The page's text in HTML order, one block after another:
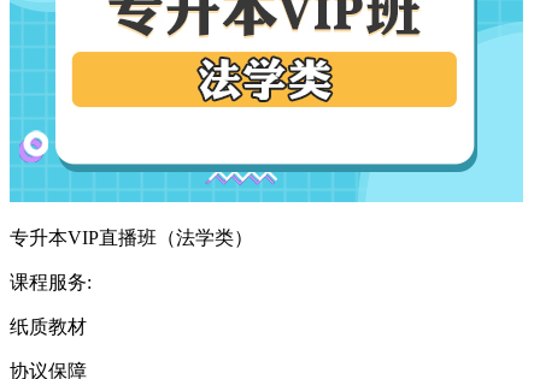
专升本VIP直播班（法学类）
课程服务:
纸质教材
协议保障